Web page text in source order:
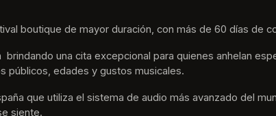
boutique de mayor duración, con más de 60 días de
una cita excepcional para quienes anhelan
públicos, edades y gustos musicales.
que utiliza el sistema de audio más avanzado del
siente.